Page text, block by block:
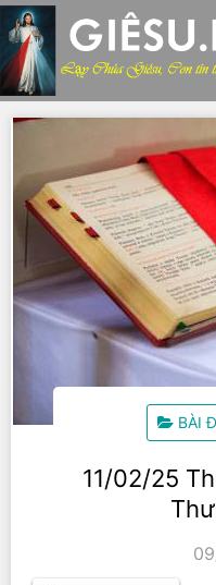
Skip
to
content
BÀI
11/02/25